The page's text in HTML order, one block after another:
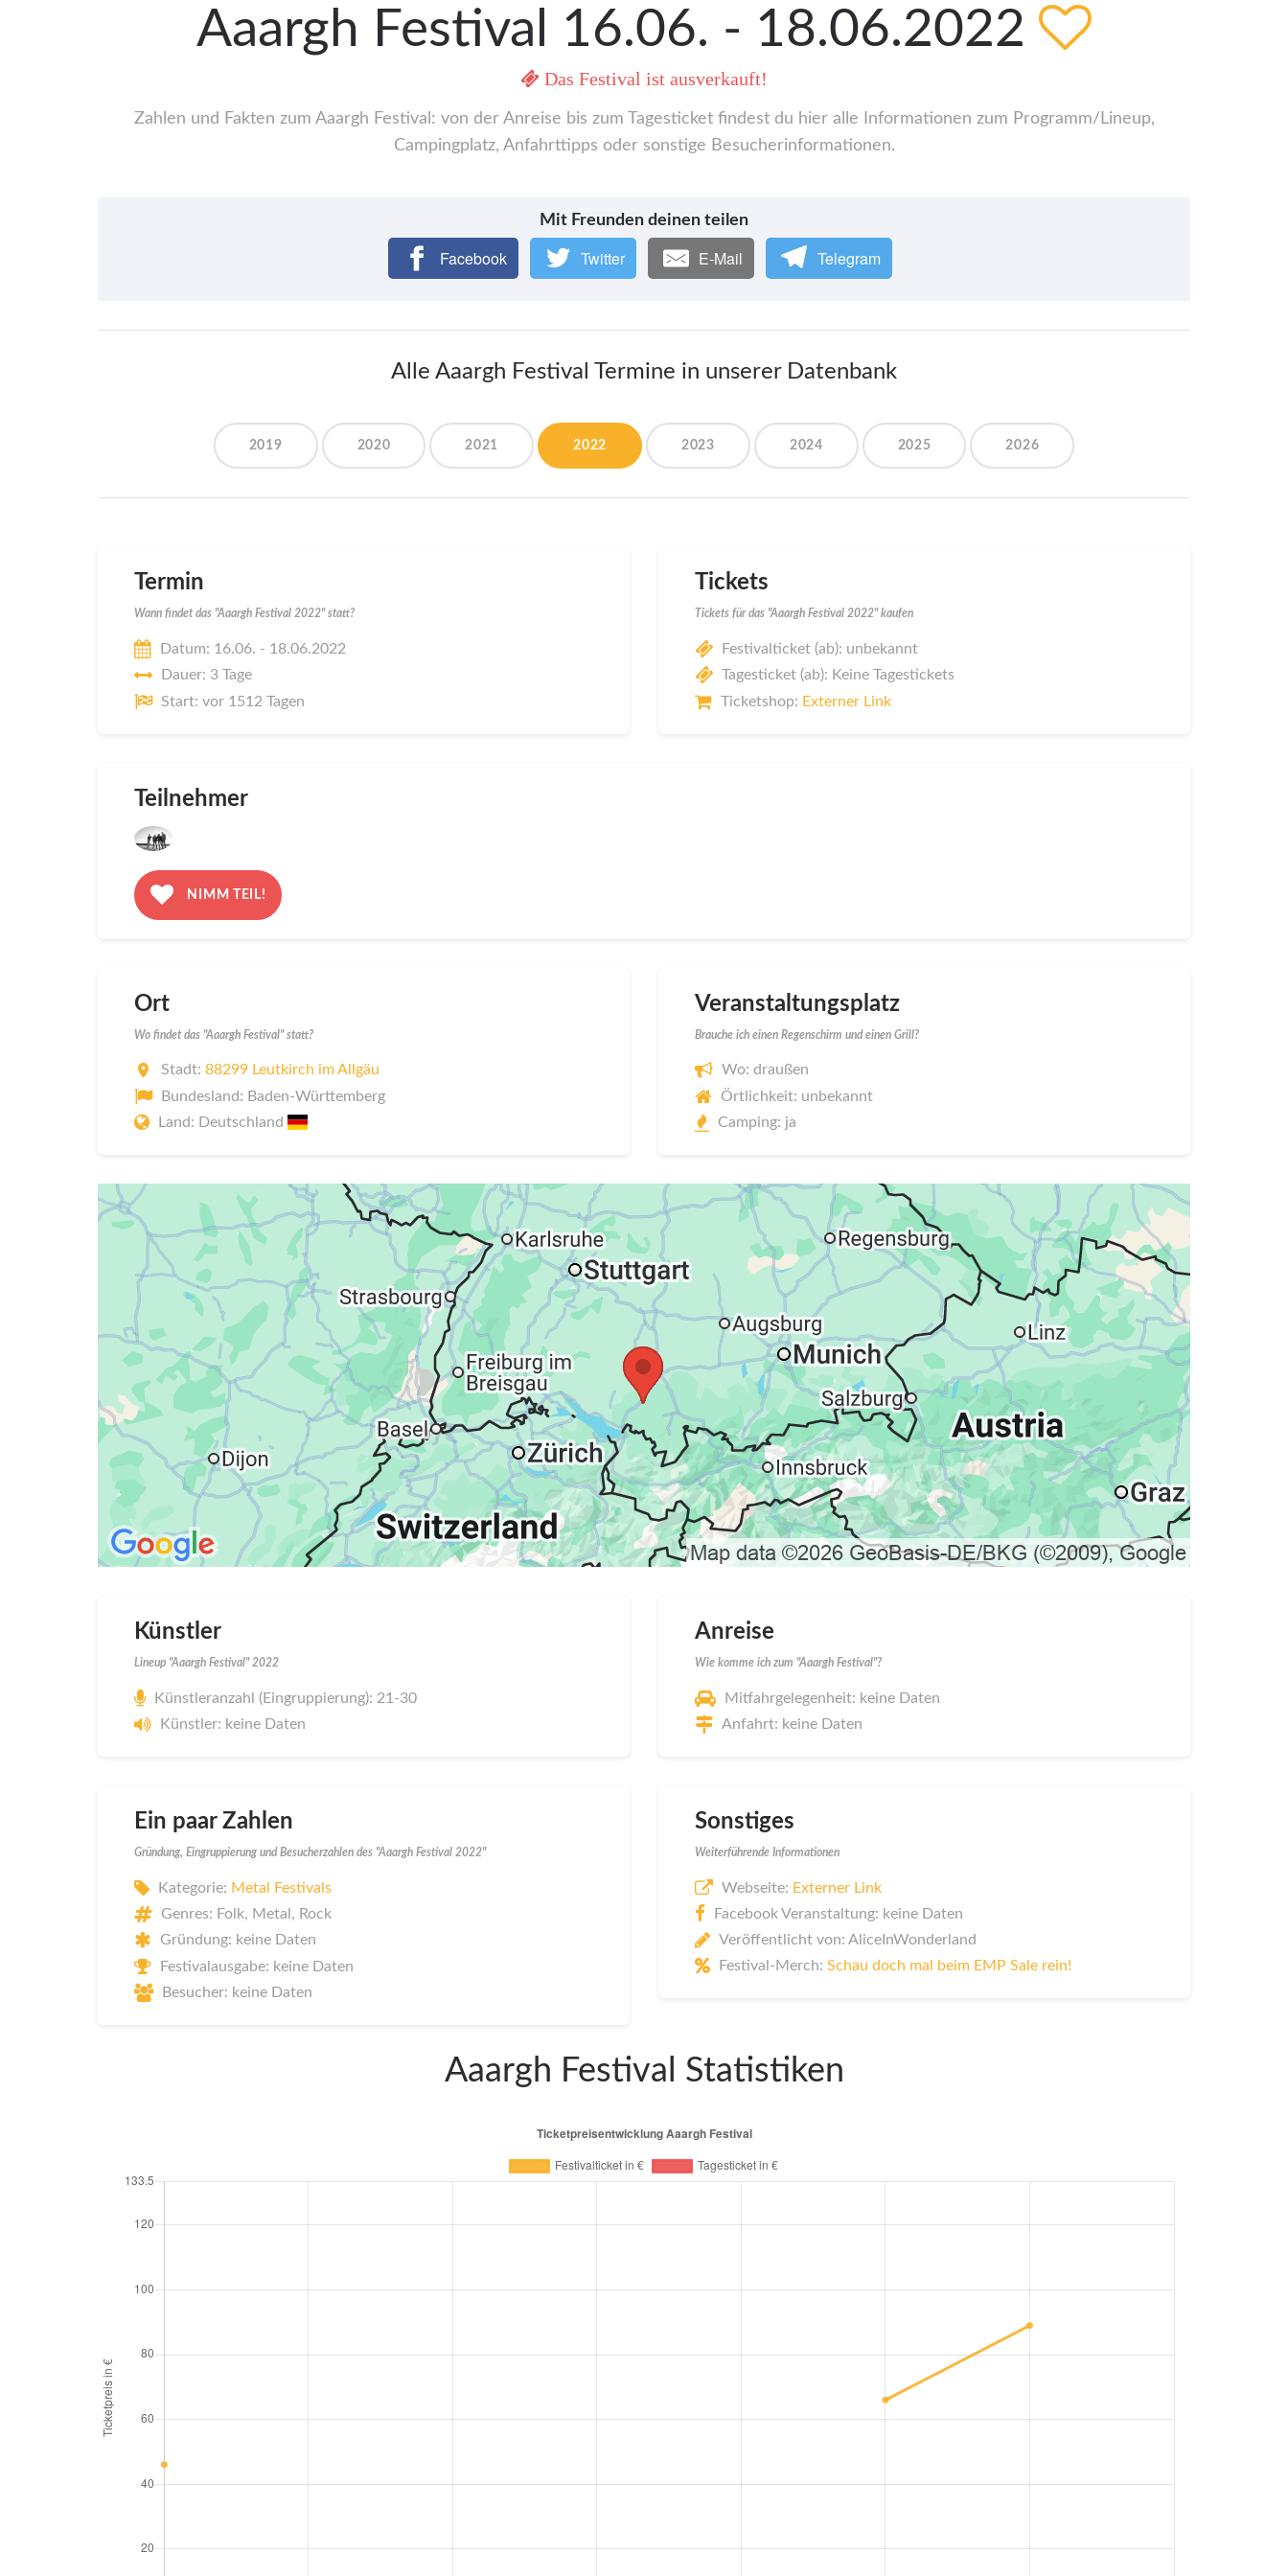
Aaargh Festival 16.06. - 18.06.2022
Das Festival ist ausverkauft!
Zahlen und Fakten zum Aaargh Festival: von der Anreise bis zum Tagesticket findest du hier alle Informationen zum Programm/Lineup,
Campingplatz, Anfahrttipps oder sonstige Besucherinformationen.
Mit Freunden deinen teilen
Facebook Twitter E-Mail Telegram
Alle Aaargh Festival Termine in unserer Datenbank
2019 2020 2021 2022 2023 2024 2025 2026
Termin
Wann findet das "Aaargh Festival 2022" statt?
Datum: 16.06. - 18.06.2022
Dauer: 3 Tage
Start: vor 1512 Tagen
Tickets
Tickets für das "Aaargh Festival 2022" kaufen
Festivalticket (ab): unbekannt
Tagesticket (ab): Keine Tagestickets
Ticketshop: Externer Link
Teilnehmer
NIMM TEIL!
Ort
Wo findet das "Aaargh Festival" statt?
Stadt: 88299 Leutkirch im Allgäu
Bundesland: Baden-Württemberg
Land: Deutschland
Veranstaltungsplatz
Brauche ich einen Regenschirm und einen Grill?
Wo: draußen
Örtlichkeit: unbekannt
Camping: ja
Künstler
Lineup "Aaargh Festival" 2022
Künstleranzahl (Eingruppierung): 21-30
Künstler: keine Daten
Anreise
Wie komme ich zum "Aaargh Festival"?
Mitfahrgelegenheit: keine Daten
Anfahrt: keine Daten
Ein paar Zahlen
Gründung, Eingruppierung und Besucherzahlen des "Aaargh Festival 2022"
Kategorie: Metal Festivals
Genres: Folk, Metal, Rock
Gründung: keine Daten
Festivalausgabe: keine Daten
Besucher: keine Daten
Sonstiges
Weiterführende Informationen
Webseite: Externer Link
Facebook Veranstaltung: keine Daten
Veröffentlicht von: AliceInWonderland
Festival-Merch: Schau doch mal beim EMP Sale rein!
Aaargh Festival Statistiken